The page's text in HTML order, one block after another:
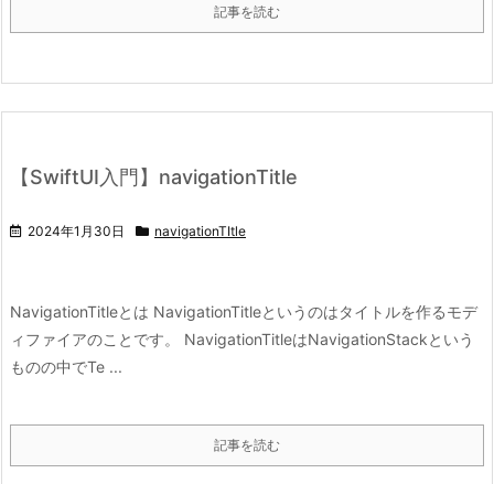
記事を読む
【SwiftUI入門】navigationTitle
2024年1月30日 navigationTItle
NavigationTitleとは NavigationTitleというのはタイトルを作るモデ
ィファイアのことです。 NavigationTitleはNavigationStackという
ものの中でTe ...
記事を読む